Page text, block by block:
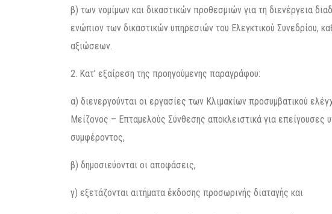
β) των νομίμων και δικαστικών προθεσμιών για τη διενέργεια
ενώπιον των δικαστικών υπηρεσιών του Ελεγκτικού Συνεδρίου,
αξιώσεων.
2. Κατ’ εξαίρεση της προηγούμενης παραγράφου:
α) διενεργούνται οι εργασίες των Κλιμακίων προσυμβατικού
Μείζονος – Επταμελούς Σύνθεσης αποκλειστικά για επείγουσες
συμφέροντος,
β) δημοσιεύονται οι αποφάσεις,
γ) εξετάζονται αιτήματα έκδοσης προσωρινής διαταγής και